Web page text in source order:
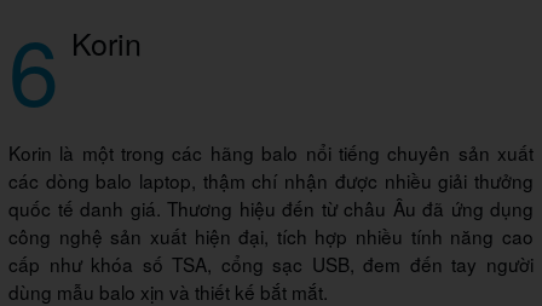
6 Korin
Korin là một trong các hãng balo nổi tiếng chuyên sản xuất
các dòng balo laptop, thậm chí nhận được nhiều giải thưởng
quốc tế danh giá. Thương hiệu đến từ châu Âu đã ứng dụng
công nghệ sản xuất hiện đại, tích hợp nhiều tính năng cao
cấp như khóa số TSA, cổng sạc USB, đem đến tay người
dùng mẫu balo xịn và thiết kế bắt mắt.